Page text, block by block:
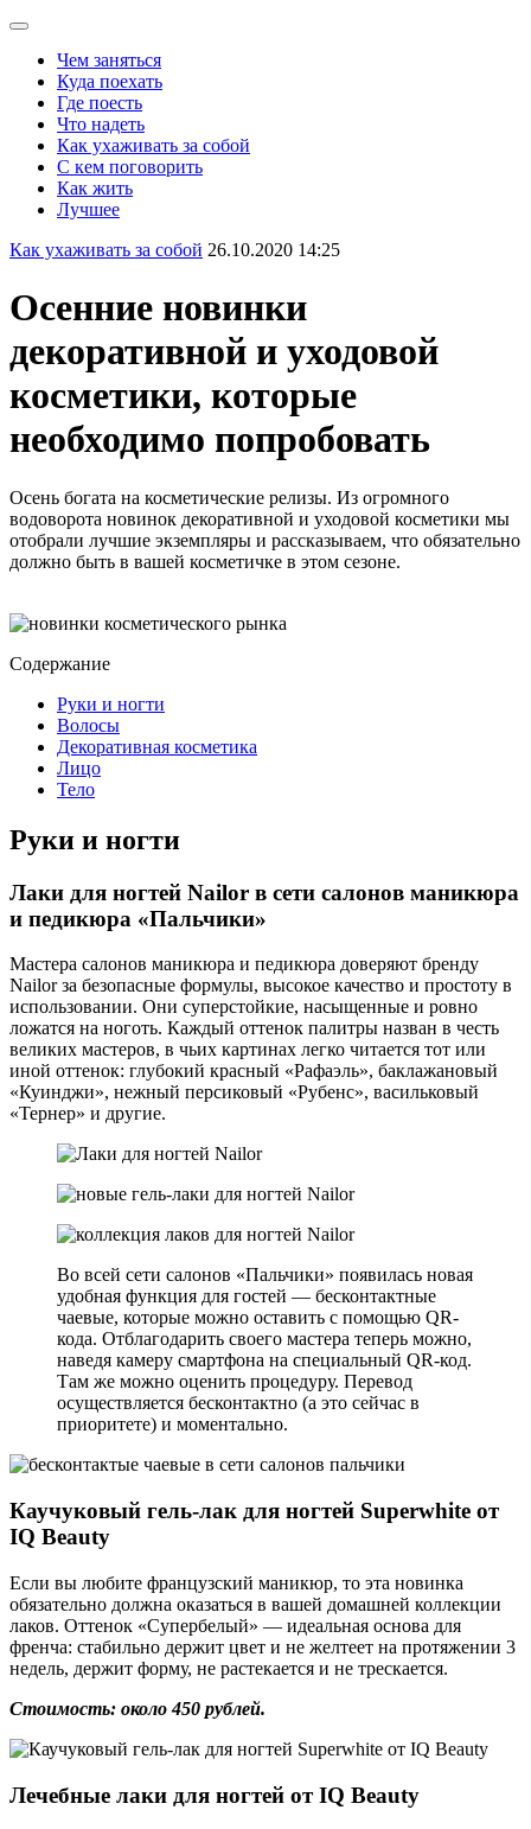
Чем заняться
Куда поехать
Где поесть
Что надеть
Как ухаживать за собой
С кем поговорить
Как жить
Лучшее
Как ухаживать за собой 26.10.2020 14:25
Осенние новинки
декоративной и уходовой
косметики, которые
необходимо попробовать
Осень богата на косметические релизы. Из огромного
водоворота новинок декоративной и уходовой косметики мы
отобрали лучшие экземпляры и рассказываем, что обязательно
должно быть в вашей косметичке в этом сезоне.
Содержание
Руки и ногти
Волосы
Декоративная косметика
Лицо
Тело
Руки и ногти
Лаки для ногтей Nailor в сети салонов маникюра
и педикюра «Пальчики»
Мастера салонов маникюра и педикюра доверяют бренду
Nailor за безопасные формулы, высокое качество и простоту в
использовании. Они суперстойкие, насыщенные и ровно
ложатся на ноготь. Каждый оттенок палитры назван в честь
великих мастеров, в чьих картинах легко читается тот или
иной оттенок: глубокий красный «Рафаэль», баклажановый
«Куинджи», нежный персиковый «Рубенс», васильковый
«Тернер» и другие.
Во всей сети салонов «Пальчики» появилась новая
удобная функция для гостей — бесконтактные
чаевые, которые можно оставить с помощью QR-
кода. Отблагодарить своего мастера теперь можно,
наведя камеру смартфона на специальный QR-код.
Там же можно оценить процедуру. Перевод
осуществляется бесконтактно (а это сейчас в
приоритете) и моментально.
Каучуковый гель-лак для ногтей Superwhite от
IQ Beauty
Если вы любите французский маникюр, то эта новинка
обязательно должна оказаться в вашей домашней коллекции
лаков. Оттенок «Супербелый» — идеальная основа для
френча: стабильно держит цвет и не желтеет на протяжении 3
недель, держит форму, не растекается и не трескается.
Стоимость: около 450 рублей.
Лечебные лаки для ногтей от IQ Beauty